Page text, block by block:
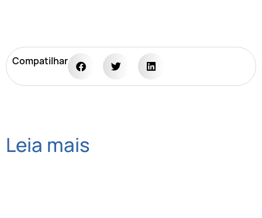
Compatilhar
Leia mais